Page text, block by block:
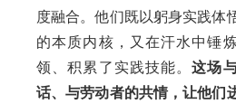
度融合。他们既以躬身实践体
的本质内核，又在汗水中锤
领、积累了实践技能。这场
话、与劳动者的共情，让他们